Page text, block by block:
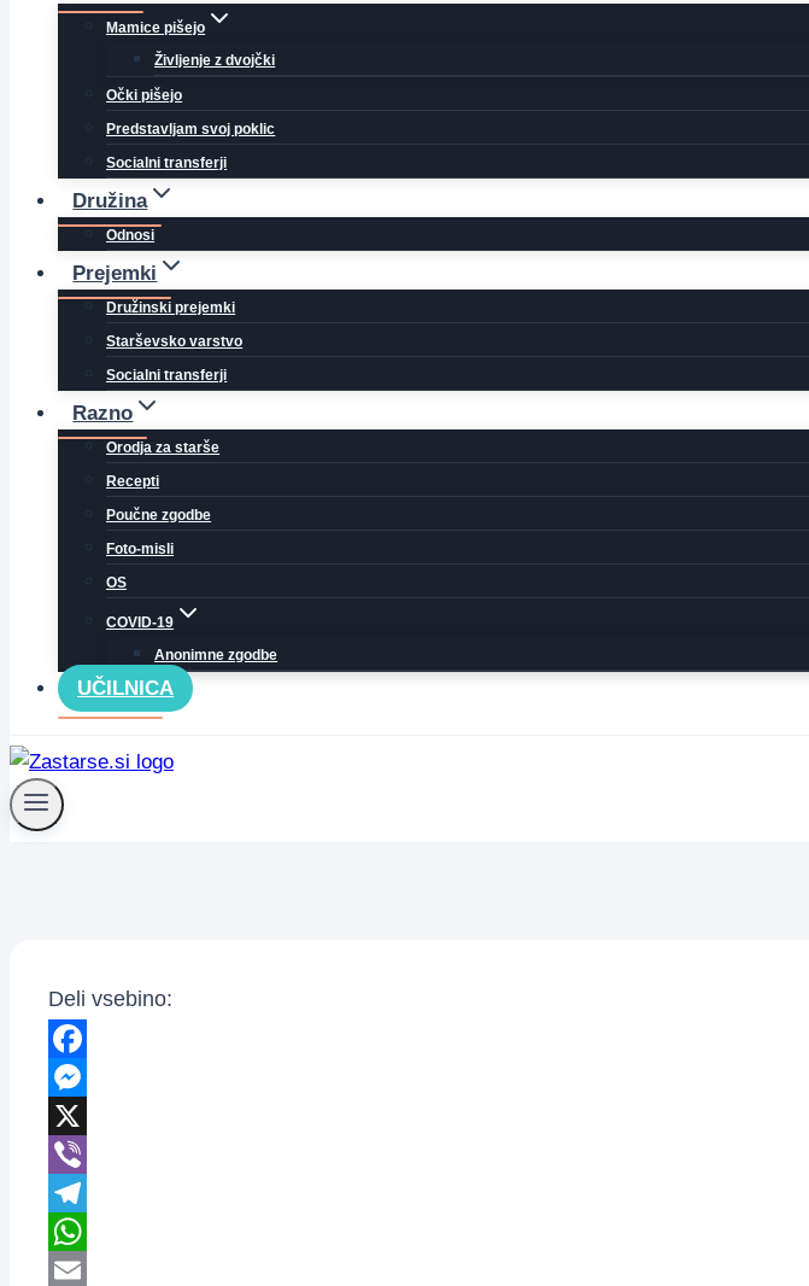
Mamice pišejo
Življenje z dvojčki
Očki pišejo
Predstavljam svoj poklic
Socialni transferji
Družina
Odnosi
Prejemki
Družinski prejemki
Starševsko varstvo
Socialni transferji
Razno
Orodja za starše
Recepti
Poučne zgodbe
Foto-misli
OS
COVID-19
Anonimne zgodbe
UČILNICA
Deli vsebino:
Facebook
Messenger
X
Viber
Telegram
WhatsApp